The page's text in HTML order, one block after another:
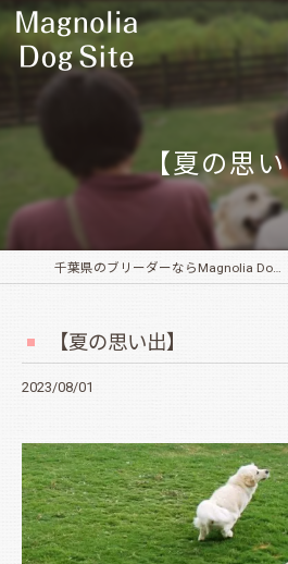
【夏の思
千葉県のブリーダーならMagnolia Dog Site
【夏の思い出】
2023/08/01